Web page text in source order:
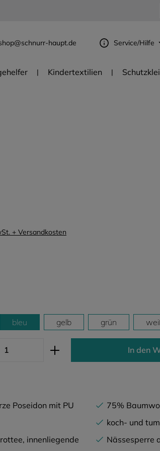
haupt.de Service/Hilfe
Kindertextilien
+ Versandkosten
bleu gelb grün
Gib den In den
Poseidon mit PU
75%
koch- und
innenliegende
Nässesperre